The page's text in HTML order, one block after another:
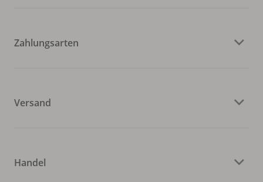
Zahlungsarten
Versand
Handel